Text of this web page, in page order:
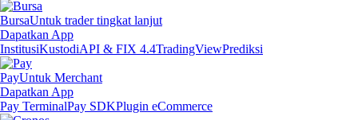
BursaUntuk trader tingkat lanjut
Dapatkan App
InstitusiKustodiAPI & FIX 4.4TradingViewPrediksi
PayUntuk Merchant
Dapatkan App
Pay TerminalPay SDKPlugin eCommerce